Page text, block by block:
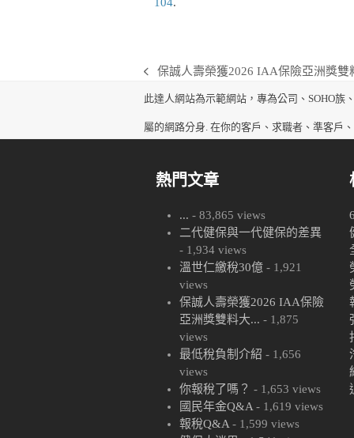
104.
previous
post:
保誠人壽榮獲2026 IAA保險亞洲獎雙
此達人網站為示範網站，專為公司、SOHO族
屬的網路分身. 在你的客戶、求職者、準客戶
熱門文章
... - 83,865 views
二代健保與一代健保的差異
- 1,934 views
溫世仁繳稅30億 - 1,921
views
保誠人壽榮獲2026 IAA保險
亞洲獎雙料大... - 1,875
views
最低稅負制介紹 - 1,656
views
你報稅了嗎？ - 1,653 views
國民年金Q&A - 1,619 views
報稅Q&A - 1,599 views